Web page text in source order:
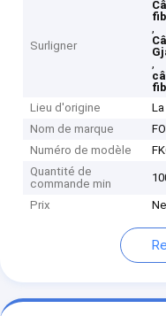
Surligner
,
,
Lieu d'origine
Nom de marque
Numéro de modèle
Quantité de
commande min
Prix